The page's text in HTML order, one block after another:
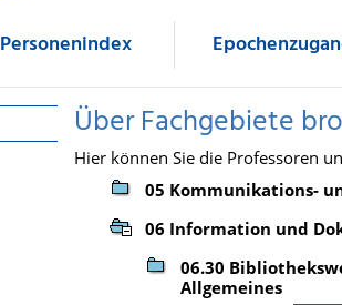
Personenindex
Über Fachgebiete
Hier können Sie die Professoren
05 Kommunikations-
06 Information und
06.30
Allgemeines